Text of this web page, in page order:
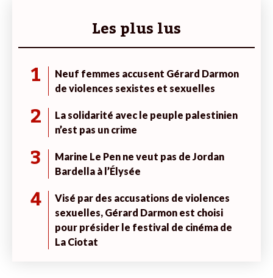
Les plus lus
1
Neuf femmes accusent Gérard Darmon
de violences sexistes et sexuelles
2
La solidarité avec le peuple palestinien
n’est pas un crime
3
Marine Le Pen ne veut pas de Jordan
Bardella à l’Élysée
4
Visé par des accusations de violences
sexuelles, Gérard Darmon est choisi
pour présider le festival de cinéma de
La Ciotat